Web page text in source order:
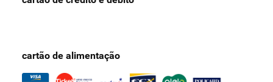
cartão de alimentação